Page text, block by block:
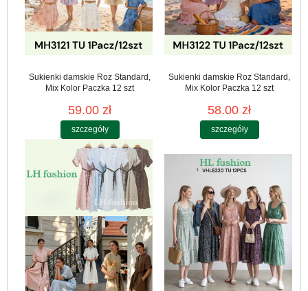
Sukienki damskie Roz Standard,
Mix Kolor Paczka 12 szt
59.00 zł
szczegóły
Sukienki damskie Roz Standard,
Mix Kolor Paczka 12 szt
58.00 zł
szczegóły